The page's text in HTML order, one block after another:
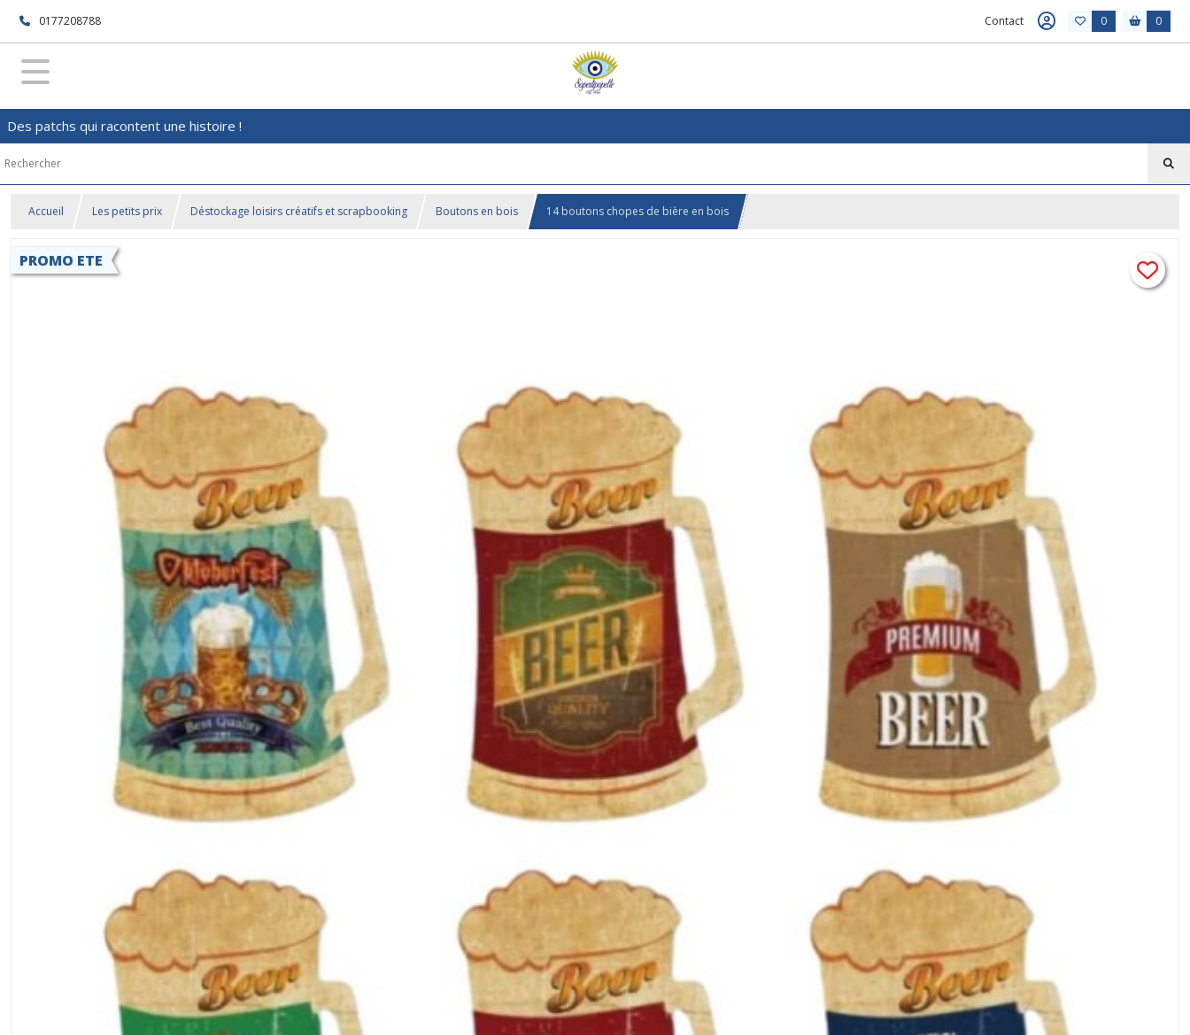
0177208788 Contact 0 0
Des patchs qui racontent une histoire !
Accueil Les petits prix Déstockage loisirs créatifs et scrapbooking Boutons en bois 14 boutons chopes de bière en bois
PROMO ETE